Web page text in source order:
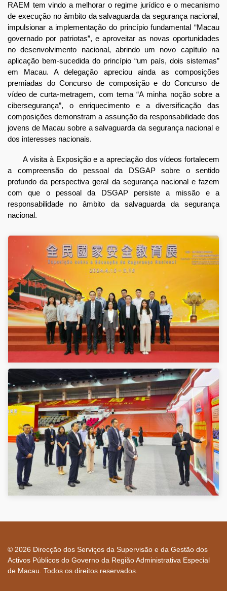
RAEM tem vindo a melhorar o regime jurídico e o mecanismo
de execução no âmbito da salvaguarda da segurança nacional,
impulsionar a implementação do princípio fundamental “Macau
governado por patriotas”, e aproveitar as novas oportunidades
no desenvolvimento nacional, abrindo um novo capítulo na
aplicação bem-sucedida do princípio “um país, dois sistemas”
em Macau. A delegação apreciou ainda as composições
premiadas do Concurso de composição e do Concurso de
vídeo de curta-metragem, com tema “A minha noção sobre a
cibersegurança”, o enriquecimento e a diversificação das
composições demonstram a assunção da responsabilidade dos
jovens de Macau sobre a salvaguarda da segurança nacional e
dos interesses nacionais.
A visita à Exposição e a apreciação dos vídeos fortalecem
a compreensão do pessoal da DSGAP sobre o sentido
profundo da perspectiva geral da segurança nacional e fazem
com que o pessoal da DSGAP persiste a missão e a
responsabilidade no âmbito da salvaguarda da segurança
nacional.
© 2026 Direcção dos Serviços da Supervisão e da Gestão dos
Activos Públicos do Governo da Região Administrativa Especial
de Macau. Todos os direitos reservados.